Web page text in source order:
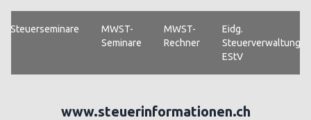
Steuerseminare
MWST-
Seminare
MWST-
Rechner
Eidg.
Steuerverwaltung
EStV
www.steuerinformationen.ch